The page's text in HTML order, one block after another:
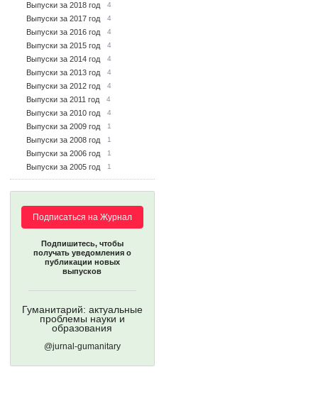
Выпуски за 2018 год 4
Выпуски за 2017 год 4
Выпуски за 2016 год 4
Выпуски за 2015 год 4
Выпуски за 2014 год 4
Выпуски за 2013 год 4
Выпуски за 2012 год 4
Выпуски за 2011 год 4
Выпуски за 2010 год 4
Выпуски за 2009 год 1
Выпуски за 2008 год 1
Выпуски за 2006 год 1
Выпуски за 2005 год 1
Подписаться на Журнал
Подпишитесь, чтобы
получать уведомления о
публикации новых
выпусков
Гуманитарий: актуальные
проблемы науки и
образования
@jurnal-gumanitary